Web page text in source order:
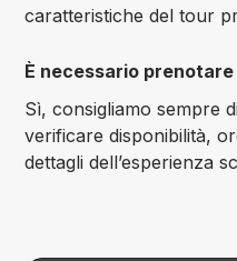
caratteristiche del tour
È necessario
Sì, consigliamo sempre
verificare disponibilità,
dettagli dell’esperienza